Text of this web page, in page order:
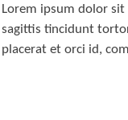
Lorem ipsum dolor
sagittis tincidunt
placerat et orci id,